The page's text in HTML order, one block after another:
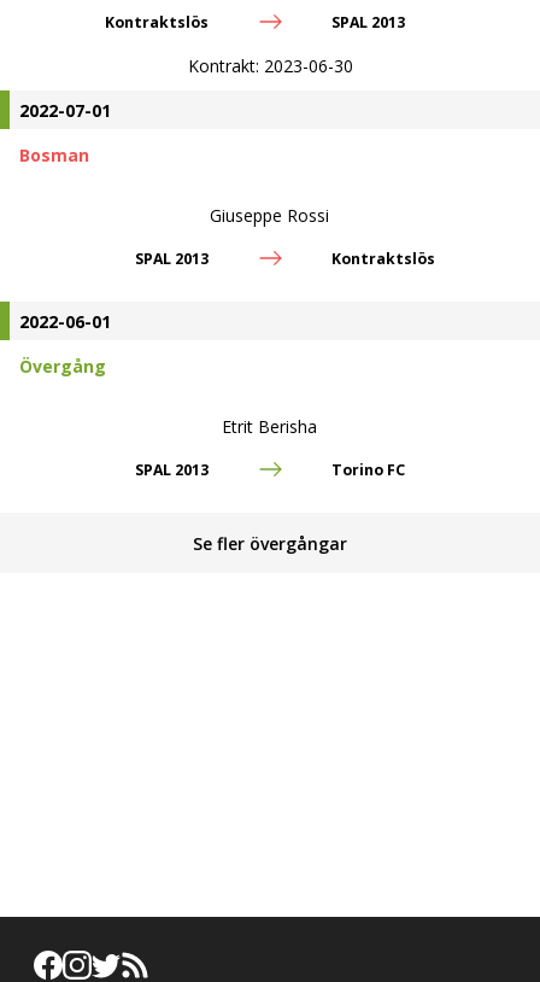
Kontraktslös SPAL 2013
Kontrakt: 2023-06-30
2022-07-01
Bosman
Giuseppe Rossi
SPAL 2013 Kontraktslös
2022-06-01
Övergång
Etrit Berisha
SPAL 2013 Torino FC
Se fler övergångar